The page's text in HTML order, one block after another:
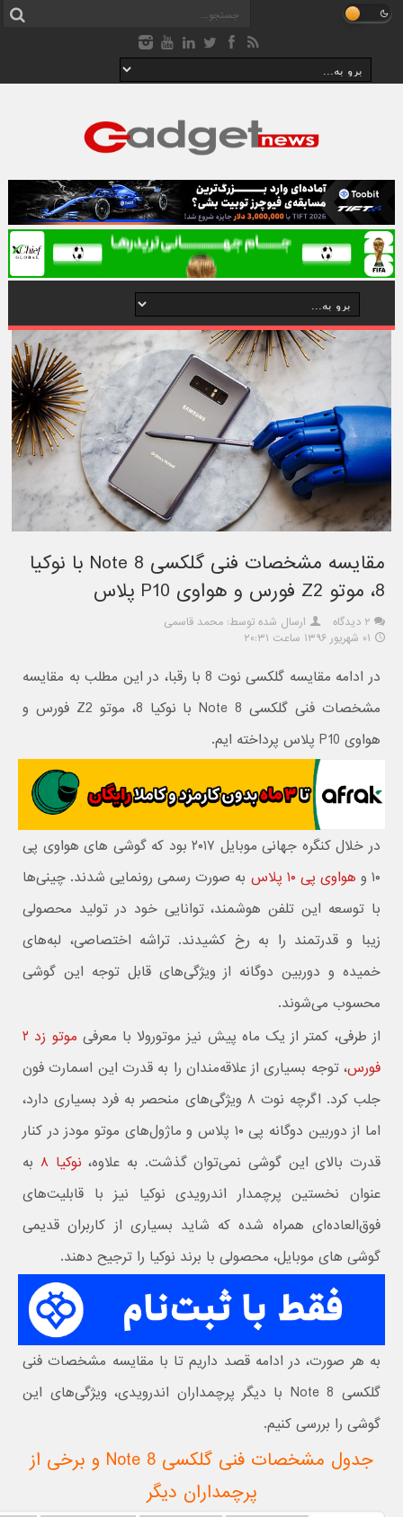
مقایسه مشخصات فنی گلکسی Note 8 با نوکیا
8، موتو Z2 فورس و هواوی P10 پلاس
۲ دیدگاه
ارسال شده توسط: محمد قاسمی
۰۱ شهریور ۱۳۹۶ ساعت ۲۰:۳۱
در ادامه مقایسه گلکسی نوت 8 با رقبا، در این مطلب به مقایسه
مشخصات فنی گلکسی Note 8 با نوکیا 8، موتو Z2 فورس و
هواوی P10 پلاس پرداخته ایم.
در خلال کنگره جهانی موبایل ۲۰۱۷ بود که گوشی های هواوی پی
۱۰ و
هواوی پی ۱۰ پلاس
به صورت رسمی رونمایی شدند. چینی‌ها
با توسعه این تلفن هوشمند، توانایی خود در تولید محصولی
زیبا و قدرتمند را به رخ کشیدند. تراشه اختصاصی، لبه‌های
خمیده و دوربین دوگانه از ویژگی‌های قابل توجه این گوشی
محسوب می‌شوند.
از طرفی، کمتر از یک ماه پیش نیز موتورولا با معرفی
موتو زد ۲
فورس، توجه بسیاری از علاقه‌مندان را به قدرت این اسمارت فون
جلب کرد. اگرچه نوت ۸ ویژگی‌های منحصر به فرد بسیاری دارد،
اما از دوربین دوگانه پی ۱۰ پلاس و ماژول‌های موتو مودز در کنار
قدرت بالای این گوشی نمی‌توان گذشت. به علاوه، نوکیا ۸
به
عنوان نخستین پرچمدار اندرویدی نوکیا نیز با قابلیت‌های
فوق‌العاده‌ای همراه شده که شاید بسیاری از کاربران قدیمی
گوشی های موبایل، محصولی با برند نوکیا را ترجیح دهند.
به هر صورت، در ادامه قصد داریم تا با مقایسه مشخصات فنی
گلکسی Note 8 با دیگر پرچمداران اندرویدی، ویژگی‌های این
گوشی را بررسی کنیم.
جدول مشخصات فنی گلکسی Note 8 و برخی از
پرچمداران دیگر